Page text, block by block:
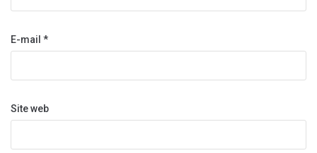
E-mail *
Site web